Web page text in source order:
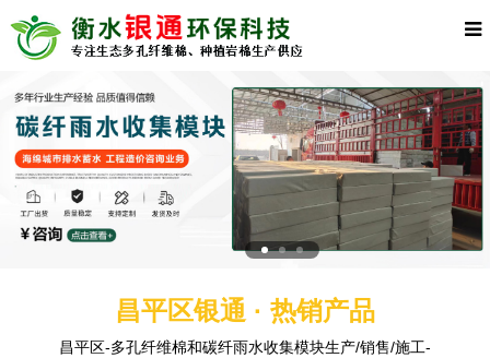
昌平区银通 · 热销产品
昌平区-多孔纤维棉和碳纤雨水收集模块生产/销售/施工-